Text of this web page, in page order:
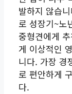
발하지 않습
로 성장기~노
중형견에게
게 이상적인
니다. 가장 경
로 편안하게
다.